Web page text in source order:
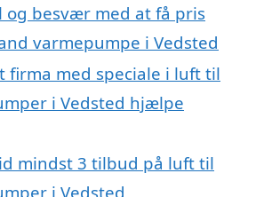
og besvær med at få pris
varmepumpe i Vedsted
firma med speciale i luft til
i Vedsted hjælpe
mindst 3 tilbud på luft til
i Vedsted